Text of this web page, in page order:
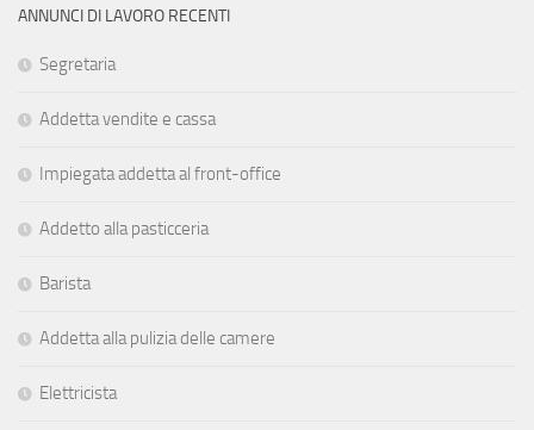
ANNUNCI DI LAVORO RECENTI
Segretaria
Addetta vendite e cassa
Impiegata addetta al front-office
Addetto alla pasticceria
Barista
Addetta alla pulizia delle camere
Elettricista